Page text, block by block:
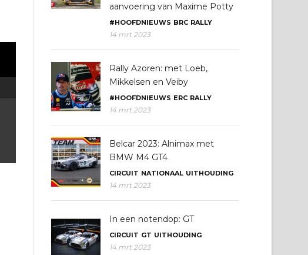
aanvoering van Maxime Potty
#HOOFDNIEUWS BRC RALLY
14 mrt 2023
Rally Azoren: met Loeb,
Mikkelsen en Veiby
#HOOFDNIEUWS ERC RALLY
14 mrt 2023
Belcar 2023: Alnimax met
BMW M4 GT4
CIRCUIT NATIONAAL UITHOUDING
14 mrt 2023
In een notendop: GT
CIRCUIT GT UITHOUDING
14 mrt 2023